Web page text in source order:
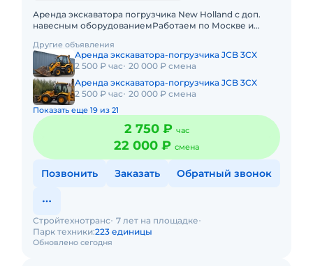
Аренда экскаватора погрузчика New Holland с доп.
навесным оборудованиемРаботаем по Москве и
С оператором. Топ
Другие объявления
Аренда экскаватора-погрузчика JCB 3CX
2 500 ₽ час 20 000 ₽ смена
Аренда экскаватора-погрузчика JCB 3CX
2 500 ₽ час 20 000 ₽ смена
Показать еще 19 из 21
2 750 ₽ час
22 000 ₽ смена
Позвонить Заказать Обратный звонок
Обновлено сегодня
Стройтехнотранс 7 лет на площадке
Парк техники:223 единицы